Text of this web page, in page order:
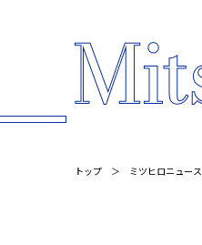
トップ ミツヒロニュース